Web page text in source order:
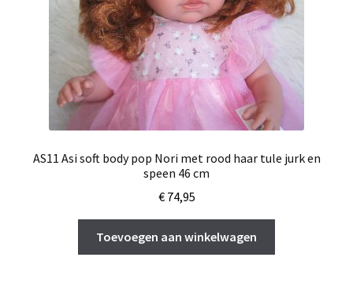
AS11 Asi soft body pop Nori met rood haar tule jurk en
speen 46 cm
€74,95
Toevoegen aan winkelwagen